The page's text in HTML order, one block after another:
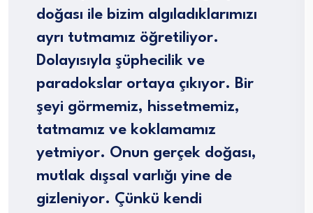
doğası ile bizim algıladıklarımızı
ayrı tutmamız öğretiliyor.
Dolayısıyla şüphecilik ve
paradokslar ortaya çıkıyor. Bir
şeyi görmemiz, hissetmemiz,
tatmamız ve koklamamız
yetmiyor. Onun gerçek doğası,
mutlak dışsal varlığı yine de
gizleniyor. Çünkü kendi